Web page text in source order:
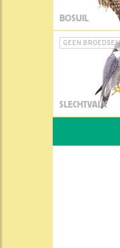
BOSUIL
GEEN BROEDSEL
SLECHTVALK